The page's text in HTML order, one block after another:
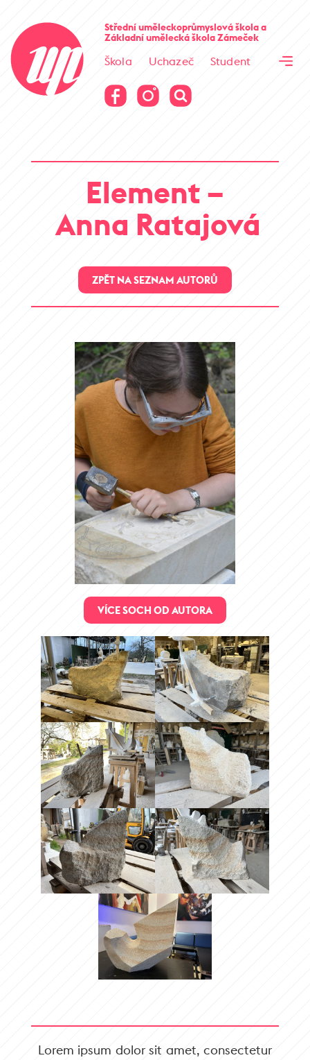
Střední uměleckoprůmyslová školaa
Základní umělecká školaZámeček
Škola Uchazeč
Student
Virtuální prohlídka
Virtuální prohlídka
Element –
Anna Ratajová
ZPĚT NA SEZNAM AUTORŮ
VÍCE SOCH OD AUTORA
Lorem ipsum dolor sit amet, consectetur